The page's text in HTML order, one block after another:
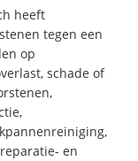
heeft
tegen een
op
schade of
en